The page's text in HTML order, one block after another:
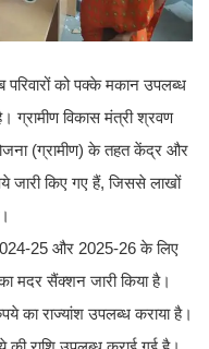
परिवारों को पक्के मकान उपलब्ध
ग्रामीण विकास मंत्री श्रवण
(ग्रामीण) के तहत केंद्र और
किए गए हैं, जिससे लाखों
2024-25 और 2025-26 के लिए
मदर सैंक्शन जारी किया है।
का राज्यांश उपलब्ध कराया है।